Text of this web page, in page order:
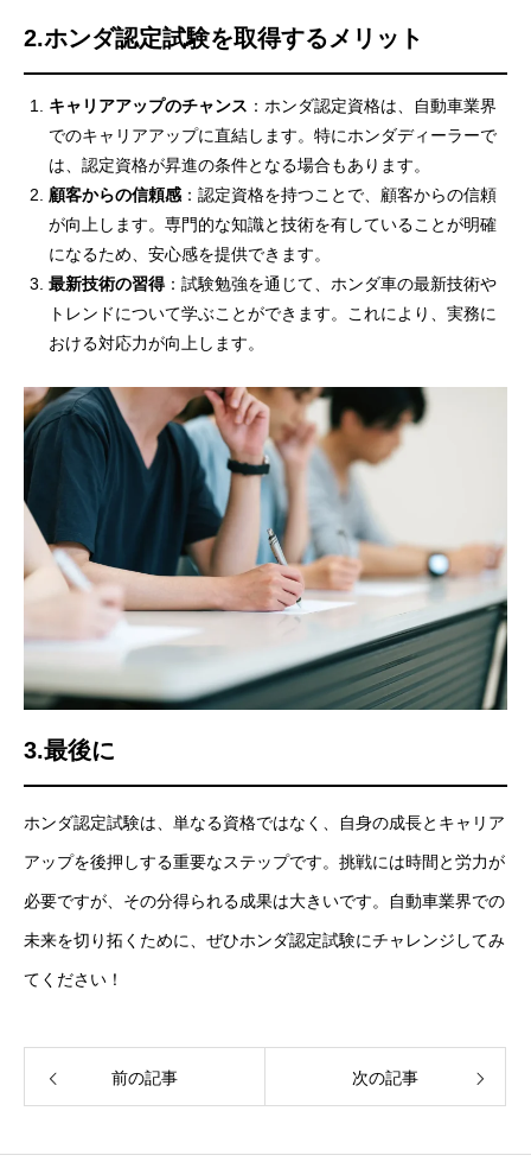
基本を知る
会社を知る
仕事を知る
メディア
よくある質問
採用情報
コーポレートサイト
2.ホンダ認定試験を取得するメリット
キャリアアップのチャンス ：ホンダ認定資格は、自動車業界
でのキャリアアップに直結します。特にホンダディーラーで
は、認定資格が昇進の条件となる場合もあります。
顧客からの信頼感 ：認定資格を持つことで、顧客からの信頼
が向上します。専門的な知識と技術を有していることが明確
になるため、安心感を提供できます。
最新技術の習得：試験勉強を通じて、ホンダ車の最新技術や
トレンドについて学ぶことができます。これにより、実務に
おける対応力が向上します。
3.最後に
ホンダ認定試験は、単なる資格ではなく、自身の成長とキャリア
アップを後押しする重要なステップです。挑戦には時間と労力が
必要ですが、その分得られる成果は大きいです。自動車業界での
未来を切り拓くために、ぜひホンダ認定試験にチャレンジしてみ
てください！
前の記事 次の記事